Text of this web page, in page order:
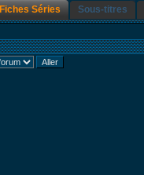
Fiches Séries Sous-titres